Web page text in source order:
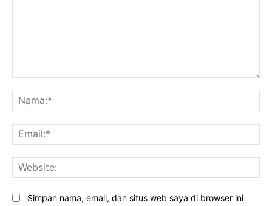
Simpan nama, email, dan situs web saya di browser ini